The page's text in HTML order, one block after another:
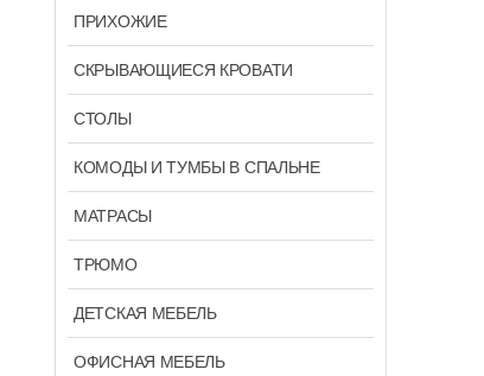
ПРИХОЖИЕ
СКРЫВАЮЩИЕСЯ КРОВАТИ
СТОЛЫ
КОМОДЫ И ТУМБЫ В СПАЛЬНЕ
МАТРАСЫ
ТРЮМО
ДЕТСКАЯ МЕБЕЛЬ
ОФИСНАЯ МЕБЕЛЬ